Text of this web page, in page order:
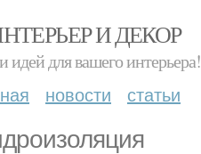
И ДЕКОР
идей для вашего интерьера!
новости статьи